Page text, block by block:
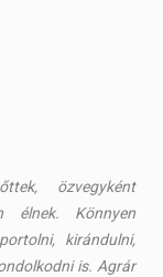
özvegyként
élnek. Könnyen
kirándulni,
is. Agrár